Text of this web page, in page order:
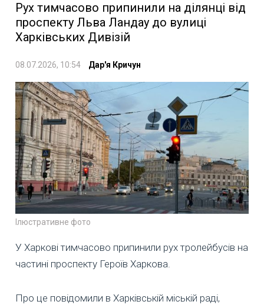
Рух тимчасово припинили на ділянці від
проспекту Льва Ландау до вулиці
Харківських Дивізій
08.07.2026, 10:54 Дар'я Кричун
Ілюстративне фото
У Харкові тимчасово припинили рух тролейбусів на
частині проспекту Героїв Харкова.
Про це повідомили в Харківській міській раді,